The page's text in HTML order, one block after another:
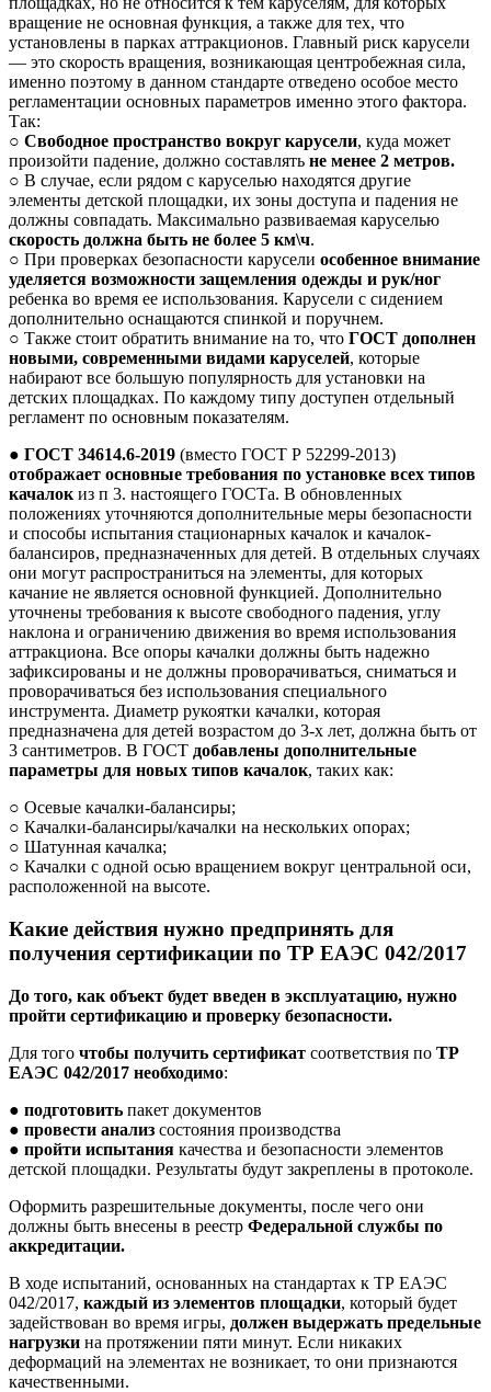
вращение не основная функция, а также для тех, что
установлены в парках аттракционов. Главный риск карусели
— это скорость вращения, возникающая центробежная сила,
именно поэтому в данном стандарте отведено особое место
регламентации основных параметров именно этого фактора.
Так:
○ Свободное пространство вокруг карусели, куда может
произойти падение, должно составлять не менее 2 метров.
○ В случае, если рядом с каруселью находятся другие
элементы детской площадки, их зоны доступа и падения не
должны совпадать. Максимально развиваемая каруселью
скорость должна быть не более 5 км\ч.
○ При проверках безопасности карусели особенное внимание
уделяется возможности защемления одежды и рук/ног
ребенка во время ее использования. Карусели с сидением
дополнительно оснащаются спинкой и поручнем.
○ Также стоит обратить внимание на то, что ГОСТ дополнен
новыми, современными видами каруселей, которые
набирают все большую популярность для установки на
детских площадках. По каждому типу доступен отдельный
регламент по основным показателям.
● ГОСТ 34614.6-2019 (вместо ГОСТ Р 52299-2013)
отображает основные требования по установке всех типов
качалок из п 3. настоящего ГОСТа. В обновленных
положениях уточняются дополнительные меры безопасности
и способы испытания стационарных качалок и качалок-
балансиров, предназначенных для детей. В отдельных случаях
они могут распространиться на элементы, для которых
качание не является основной функцией. Дополнительно
уточнены требования к высоте свободного падения, углу
наклона и ограничению движения во время использования
аттракциона. Все опоры качалки должны быть надежно
зафиксированы и не должны проворачиваться, сниматься и
проворачиваться без использования специального
инструмента. Диаметр рукоятки качалки, которая
предназначена для детей возрастом до 3-х лет, должна быть от
3 сантиметров. В ГОСТ добавлены дополнительные
параметры для новых типов качалок, таких как:
○ Осевые качалки-балансиры;
○ Качалки-балансиры/качалки на нескольких опорах;
○ Шатунная качалка;
○ Качалки с одной осью вращением вокруг центральной оси,
расположенной на высоте.
Какие действия нужно предпринять для
получения сертификации по ТР ЕАЭС 042/2017
До того, как объект будет введен в эксплуатацию, нужно
пройти сертификацию и проверку безопасности.
Для того чтобы получить сертификат соответствия по ТР
ЕАЭС 042/2017 необходимо:
● подготовить пакет документов
● провести анализ состояния производства
● пройти испытания качества и безопасности элементов
детской площадки. Результаты будут закреплены в протоколе.
Оформить разрешительные документы, после чего они
должны быть внесены в реестр Федеральной службы по
аккредитации.
В ходе испытаний, основанных на стандартах к ТР ЕАЭС
042/2017, каждый из элементов площадки, который будет
задействован во время игры, должен выдержать предельные
нагрузки на протяжении пяти минут. Если никаких
деформаций на элементах не возникает, то они признаются
качественными.